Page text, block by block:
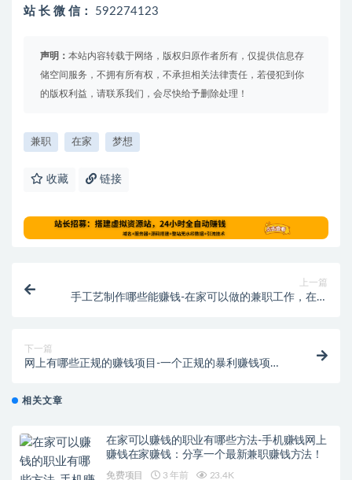
站 长 微 信： 592274123
声明： 本站内容转载于网络，版权归原作者所有，仅提供信息存
储空间服务，不拥有所有权，不承担相关法律责任，若侵犯到你
的版权利益，请联系我们，会尽快给予删除处理！
兼职 在家 梦想
收藏 链接
上一篇
手工艺制作哪些能赚钱-在家可以做的兼职工作，在家
下一篇
网上有哪些正规的赚钱项目-一个正规的暴利赚钱项
相关文章
在家可以赚钱的职业有哪些方法-手机赚钱网上
赚钱在家赚钱：分享一个最新兼职赚钱方法！
免费项目 3 年前 23.4K